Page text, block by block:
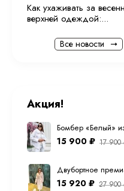
Как ухаживать за
верхней одеждой:...
Все новости
Акция!
Бомбер «Белый»
15 900 ₽ 17 900
Двубортное
15 920 ₽ 27 900